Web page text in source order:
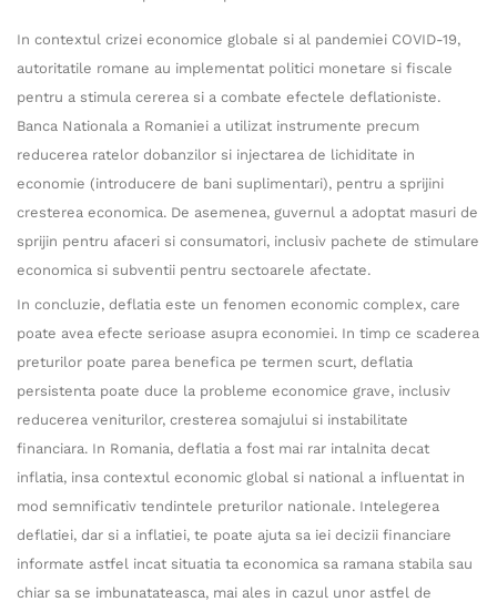
In contextul crizei economice globale si al pandemiei COVID-19,
autoritatile romane au implementat politici monetare si fiscale
pentru a stimula cererea si a combate efectele deflationiste.
Banca Nationala a Romaniei a utilizat instrumente precum
reducerea ratelor dobanzilor si injectarea de lichiditate in
economie (introducere de bani suplimentari), pentru a sprijini
cresterea economica. De asemenea, guvernul a adoptat masuri de
sprijin pentru afaceri si consumatori, inclusiv pachete de stimulare
economica si subventii pentru sectoarele afectate.
In concluzie, deflatia este un fenomen economic complex, care
poate avea efecte serioase asupra economiei. In timp ce scaderea
preturilor poate parea benefica pe termen scurt, deflatia
persistenta poate duce la probleme economice grave, inclusiv
reducerea veniturilor, cresterea somajului si instabilitate
financiara. In Romania, deflatia a fost mai rar intalnita decat
inflatia, insa contextul economic global si national a influentat in
mod semnificativ tendintele preturilor nationale. Intelegerea
deflatiei, dar si a inflatiei, te poate ajuta sa iei decizii financiare
informate astfel incat situatia ta economica sa ramana stabila sau
chiar sa se imbunatateasca, mai ales in cazul unor astfel de